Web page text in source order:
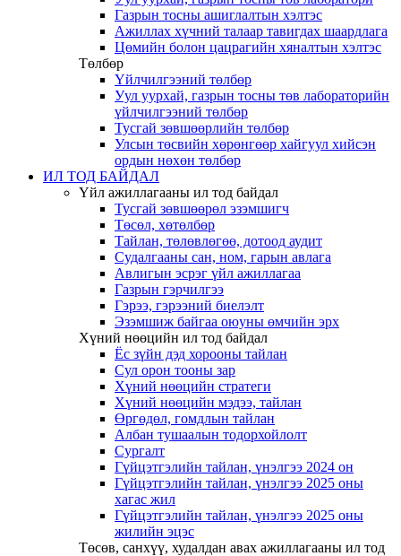
Газрын тосны ашиглалтын хэлтэс
Ажиллах хүчний талаар тавигдах шаардлага
Цөмийн болон цацрагийн хяналтын хэлтэс
Төлбөр
Үйлчилгээний төлбөр
Уул уурхай, газрын тосны төв лабораторийн
үйлчилгээний төлбөр
Тусгай зөвшөөрлийн төлбөр
Улсын төсвийн хөрөнгөөр хайгуул хийсэн
ордын нөхөн төлбөр
ИЛ ТОД БАЙДАЛ
Үйл ажиллагааны ил тод байдал
Тусгай зөвшөөрөл эзэмшигч
Төсөл, хөтөлбөр
Тайлан, төлөвлөгөө, дотоод аудит
Судалгааны сан, ном, гарын авлага
Авлигын эсрэг үйл ажиллагаа
Газрын гэрчилгээ
Гэрээ, гэрээний биелэлт
Эзэмшиж байгаа оюуны өмчийн эрх
Хүний нөөцийн ил тод байдал
Ёс зүйн дэд хорооны тайлан
Сул орон тооны зар
Хүний нөөцийн стратеги
Хүний нөөцийн мэдээ, тайлан
Өргөдөл, гомдлын тайлан
Албан тушаалын тодорхойлолт
Сургалт
Гүйцэтгэлийн тайлан, үнэлгээ 2024 он
Гүйцэтгэлийн тайлан, үнэлгээ 2025 оны
хагас жил
Гүйцэтгэлийн тайлан, үнэлгээ 2025 оны
жилийн эцэс
Төсөв, санхүү, худалдан авах ажиллагааны ил тод